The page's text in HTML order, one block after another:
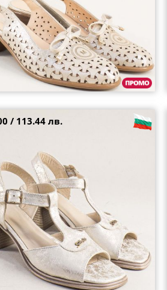
сандали на среден ток и
39
/ 113.44 лв.